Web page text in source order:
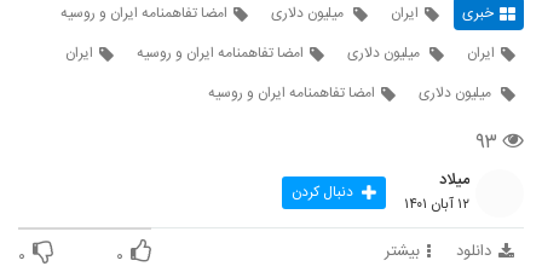
خبری ایران میلیون دلاری
امضا تفاهمنامه ایران و روسیه
ایران
میلیون دلاری امضا تفاهمنامه ایران و روسیه
ایران
میلیون دلاری
امضا تفاهمنامه ایران و روسیه
۹۳
میلاد
۱۲ آبان ۱۴۰۱ دنبال کردن
دانلود بیشتر ۰ ۰